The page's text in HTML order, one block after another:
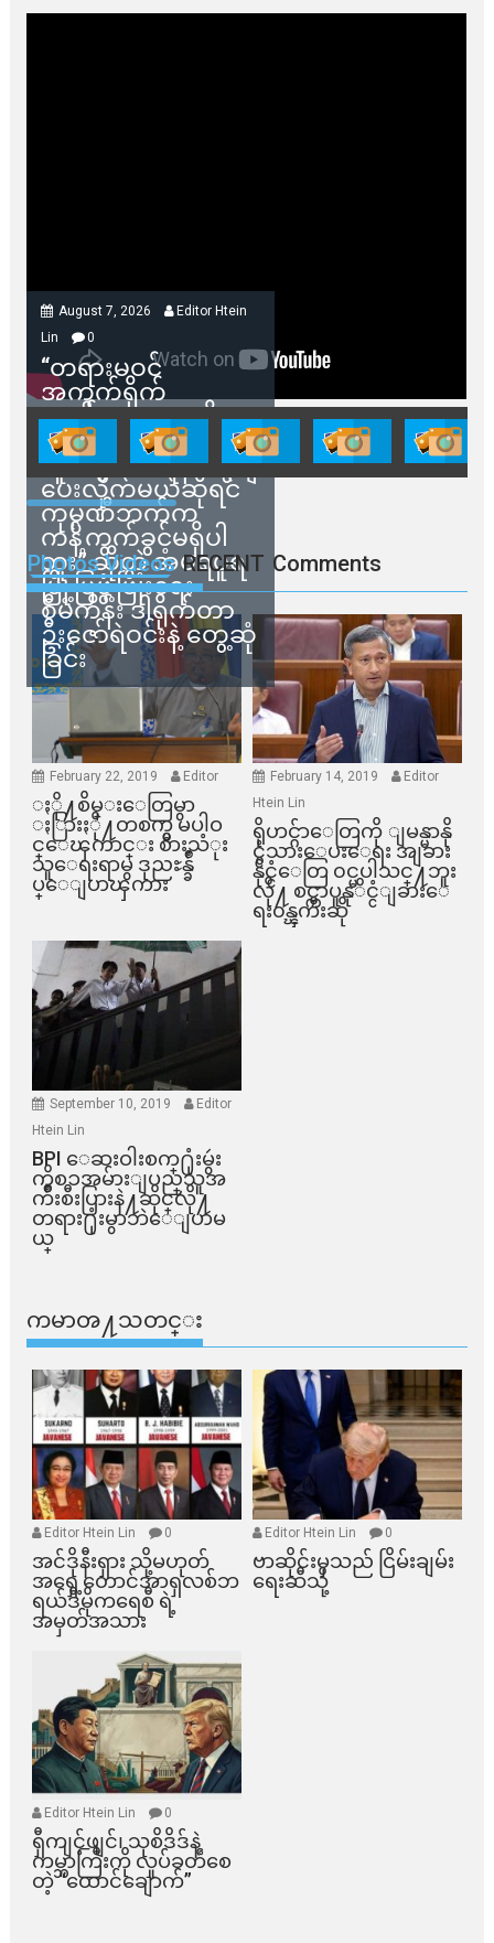
August 7, 2026
Editor Htein
Lin
0
“တရားမဝင်
အကွက်ရိုက်
ရောင်းချမှုတွေကို
သက်ဆိုင်ရာတာဝန်ရှိ
သူတွေက ဂရန်တွေချ
ပေးလိုက်မယ်ဆိုရင်
ကုမ္ပဏီဘက်က
ကန့်ကွက်ခွင့်မရှိပါ
ဘူး” ဆိုတဲ့ အမရပူရ
မြို့ပြဖွံ့ဖြိုးရေး
စီမံကိန်း ဒါရိုက်တာ
ဦးဇော်ရဲဝင်းနဲ့ တွေ့ဆုံ
ခြင်း
Photos Videos RECENT Comments
February 22, 2019 Editor
ႏို႔စိမ္းေတြမွာ
ႏြားႏို႔တစက္မွ မပါဝ
င္ေၾကာင္း စားသံုး
သူေရးရာမွ ဒုညႊန္ခ်ဳ
ပ္ေျပာၾကား
February 14, 2019
Editor
Htein Lin
ရိုဟင္ဂ်ာေတြကို ျမန္မာနို
င္ငံသားေပးေရး အျခား
နိုင္ငံေတြ ၀င္မပါသင္႔ဘူး
လို႔ စင္ကာပူနုိင္ငံျခားေ
ရး၀န္ၾကီးဆို
September 10, 2019
Editor
Htein Lin
BPI ​ေဆးဝါးစက္​႐ုံးမွဴး
ကိစၥအမ်ားျပည္​သူအ
က်ိဳးစီးပြားနဲ႔ဆိုင္​လို႔
တရား႐ုံးမွာဘဲေျပာမ
ယ္​
ကမာၻ႔သတင္း
Editor Htein Lin 0
အင်ဒိုနီးရှား သို့မဟုတ်
အရှေ့တောင်အာရှလစ်ဘ
ရယ်ဒီမိုကရေစီ ရဲ့
အမှတ်အသား
Editor Htein Lin 0
ဗာဆိုင်းမှသည် ငြိမ်းချမ်း
ရေးဆီသို့
Editor Htein Lin 0
ရှီကျင့်ဖျင်၊ သုစိဒိဒ်နဲ့
ကမ္ဘာကြီးကို လှုပ်ခတ်စေ
တဲ့ “ထောင်ချောက်”